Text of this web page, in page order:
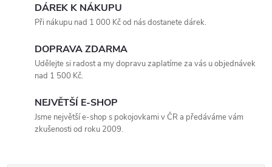
DÁREK K NÁKUPU
Při nákupu nad 1 000 Kč od nás dostanete dárek.
DOPRAVA ZDARMA
Udělejte si radost a my dopravu zaplatíme za vás u objednávek
nad 1 500 Kč.
NEJVĚTŠÍ E-SHOP
Jsme největší e-shop s pokojovkami v ČR a předáváme vám
zkušenosti od roku 2009.